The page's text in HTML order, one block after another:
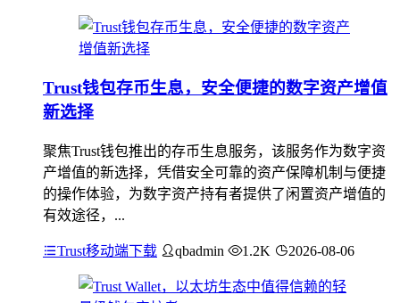
Trust钱包存币生息，安全便捷的数字资产增值
新选择
聚焦Trust钱包推出的存币生息服务，该服务作为数字资
产增值的新选择，凭借安全可靠的资产保障机制与便捷
的操作体验，为数字资产持有者提供了闲置资产增值的
有效途径，...
Trust移动端下载 qbadmin 1.2K 2026-08-06